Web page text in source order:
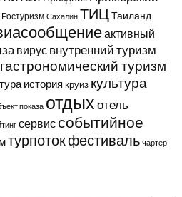
Ростуризм Сахалин ТИЦТаиланд
активный
вирус внутренний туризм
гастрономический туризм
история круиз культура
показа отдыхотель
сервис событийное
турпотокфестиваль чартер